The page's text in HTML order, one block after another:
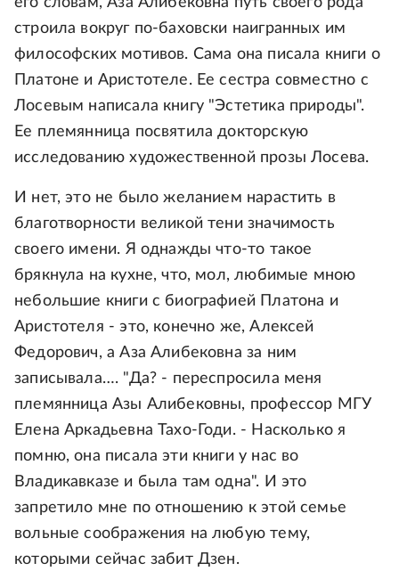
строила вокруг по-баховски наигранных им
философских мотивов. Сама она писала книги о
Платоне и Аристотеле. Ее сестра совместно с
Лосевым написала книгу "Эстетика природы".
Ее племянница посвятила докторскую
исследованию художественной прозы Лосева.
И нет, это не было желанием нарастить в
благотворности великой тени значимость
своего имени. Я однажды что-то такое
брякнула на кухне, что, мол, любимые мною
небольшие книги с биографией Платона и
Аристотеля - это, конечно же, Алексей
Федорович, а Аза Алибековна за ним
записывала…. "Да? - переспросила меня
племянница Азы Алибековны, профессор МГУ
Елена Аркадьевна Тахо-Годи. - Насколько я
помню, она писала эти книги у нас во
Владикавказе и была там одна". И это
запретило мне по отношению к этой семье
вольные соображения на любую тему,
которыми сейчас забит Дзен.